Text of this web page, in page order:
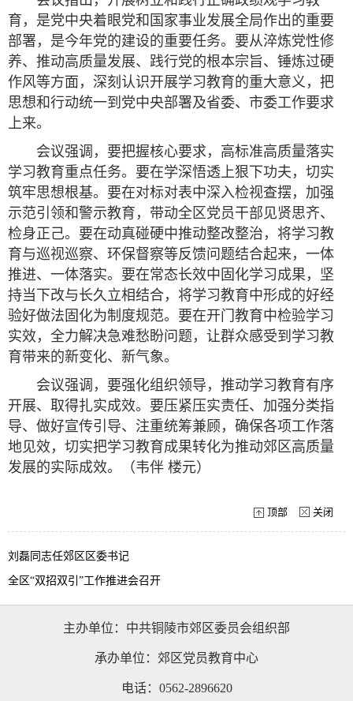
育，是党中央着眼党和国家事业发展全局作出的重要
部署，是今年党的建设的重要任务。要从淬炼党性修
养、推动高质量发展、践行党的根本宗旨、锤炼过硬
作风等方面，深刻认识开展学习教育的重大意义，把
思想和行动统一到党中央部署及省委、市委工作要求
上来。
会议强调，要把握核心要求，高标准高质量落实
学习教育重点任务。要在学深悟透上狠下功夫，切实
筑牢思想根基。要在对标对表中深入检视查摆，加强
示范引领和警示教育，带动全区党员干部见贤思齐、
检身正己。要在动真碰硬中推动整改整治，将学习教
育与巡视巡察、环保督察等反馈问题结合起来，一体
推进、一体落实。要在常态长效中固化学习成果，坚
持当下改与长久立相结合，将学习教育中形成的好经
验好做法固化为制度规范。要在开门教育中检验学习
实效，全力解决急难愁盼问题，让群众感受到学习教
育带来的新变化、新气象。
会议强调，要强化组织领导，推动学习教育有序
开展、取得扎实成效。要压紧压实责任、加强分类指
导、做好宣传引导、注重统筹兼顾，确保各项工作落
地见效，切实把学习教育成果转化为推动郊区高质量
发展的实际成效。（韦伴 楼元）
顶部 关闭
刘磊同志任郊区区委书记
全区“双招双引”工作推进会召开
主办单位：中共铜陵市郊区委员会组织部
承办单位：郊区党员教育中心
电话：0562-2896620